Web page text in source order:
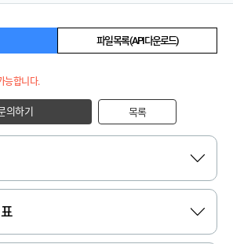
파일 목록 (API 다운로드)
능합니다.
의하기 목록